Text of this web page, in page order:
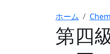
ホーム
第四